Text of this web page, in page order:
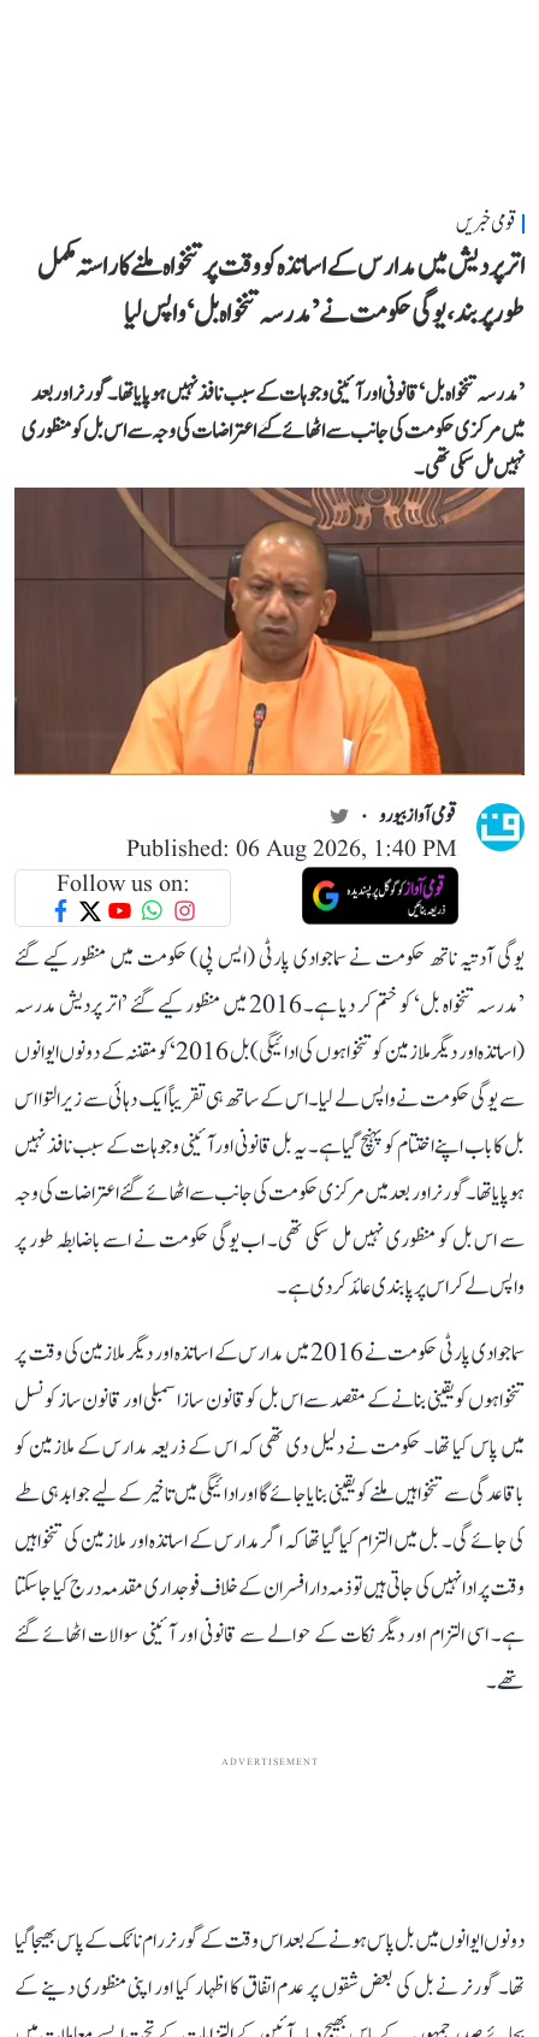
قومی خبریں
اتر پردیش میں مدارس کے اساتذہ کو وقت پر تنخواہ ملنے کا راستہ مکمل
طور پر بند، یوگی حکومت نے ’مدرسہ تنخواہ بل‘ واپس لیا
’مدرسہ تنخواہ بل‘ قانونی اور آئینی وجوہات کے سبب نافذ نہیں ہو پایا تھا۔ گورنر اور بعد
میں مرکزی حکومت کی جانب سے اٹھائے گئے اعتراضات کی وجہ سے اس بل کو منظوری
نہیں مل سکی تھی۔
قومی آواز بیورو
Published: 06 Aug 2026, 1:40 PM
Follow us on:
یوگی آدتیہ ناتھ حکومت نے سماجوادی پارٹی (ایس پی) حکومت میں منظور کیے گئے
’مدرسہ تنخواہ بل‘ کو ختم کر دیا ہے۔ 2016 میں منظور کیے گئے ’اتر پردیش مدرسہ
(اساتذہ اور دیگر ملازمین کو تنخواہوں کی ادائیگی) بل 2016‘ کو مقننہ کے دونوں ایوانوں
سے یوگی حکومت نے واپس لے لیا۔ اس کے ساتھ ہی تقریباً ایک دہائی سے زیر التوا اس
بل کا باب اپنے اختتام کو پہنچ گیا ہے۔ یہ بل قانونی اور آئینی وجوہات کے سبب نافذ نہیں
ہو پایا تھا۔ گورنر اور بعد میں مرکزی حکومت کی جانب سے اٹھائے گئے اعتراضات کی وجہ
سے اس بل کو منظوری نہیں مل سکی تھی۔ اب یوگی حکومت نے اسے باضابطہ طور پر
واپس لے کر اس پر پابندی عائد کر دی ہے۔
سماجوادی پارٹی حکومت نے 2016 میں مدارس کے اساتذہ اور دیگر ملازمین کی وقت پر
تنخواہوں کو یقینی بنانے کے مقصد سے اس بل کو قانون ساز اسمبلی اور قانون ساز کونسل
میں پاس کیا تھا۔ حکومت نے دلیل دی تھی کہ اس کے ذریعہ مدارس کے ملازمین کو
باقاعدگی سے تنخواہیں ملنے کو یقینی بنایا جائے گا اور ادائیگی میں تاخیر کے لیے جوابدہی طے
کی جائے گی۔ بل میں التزام کیا گیا تھا کہ اگر مدارس کے اساتذہ اور ملازمین کی تنخواہیں
وقت پر ادا نہیں کی جاتی ہیں تو ذمہ دار افسران کے خلاف فوجداری مقدمہ درج کیا جا سکتا
ہے۔ اسی التزام اور دیگر نکات کے حوالے سے قانونی اور آئینی سوالات اٹھائے گئے
تھے۔
ADVERTISEMENT
دونوں ایوانوں میں بل پاس ہونے کے بعد اس وقت کے گورنر رام نائک کے پاس بھیجا گیا
تھا۔ گورنر نے بل کی بعض شقوں پر عدم اتفاق کا اظہار کیا اور اپنی منظوری دینے کے